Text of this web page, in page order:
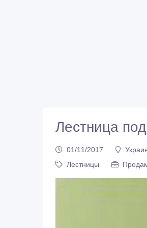
Лестница
01/11/2017
Лестницы